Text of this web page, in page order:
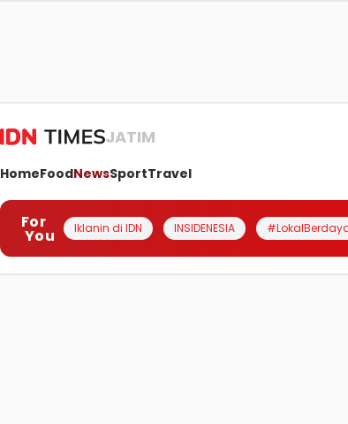
JATIM
HomeFoodNewsSportTravel
For
You Iklanin di IDN INSIDENESIA